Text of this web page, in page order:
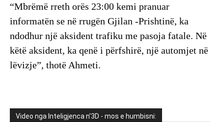
“Mbrëmë rreth orës 23:00 kemi pranuar
informatën se në rrugën Gjilan -Prishtinë, ka
ndodhur një aksident trafiku me pasoja fatale. Në
këtë aksident, ka qenë i përfshirë, një automjet në
lëvizje”, thotë Ahmeti.
Video nga Inteligjenca n'3D - mos e humbisni: